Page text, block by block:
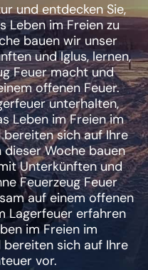
und entdecken Sie,
Leben im Freien zu
bauen wir unser
und Iglus, lernen,
Feuer macht und
offenen Feuer.
unterhalten,
Leben im Freien im
sich auf Ihre
Woche bauen
Unterkünften und
Feuerzeug Feuer
auf einem offenen
Lagerfeuer erfahren
im Freien im
sich auf Ihre
vor.